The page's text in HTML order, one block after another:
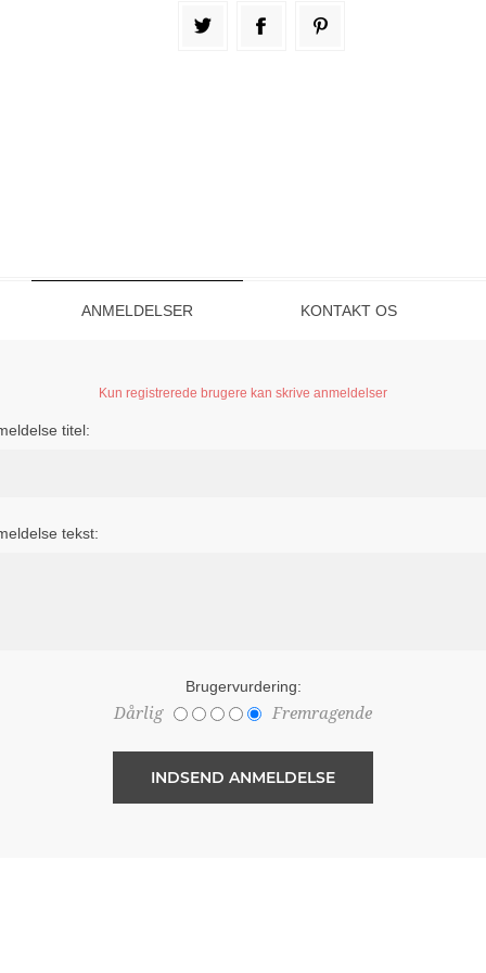
ANMELDELSER KONTAKT OS
Kun registrerede brugere kan skrive anmeldelser
titel:
tekst:
Brugervurdering:
Dårlig Fremragende